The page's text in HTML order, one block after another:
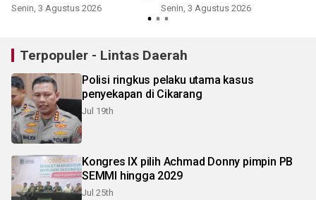
Senin, 3 Agustus 2026 Senin, 3 Agustus 2026
Terpopuler - Lintas Daerah
Polisi ringkus pelaku utama kasus
penyekapan di Cikarang
Jul 19th
Kongres IX pilih Achmad Donny pimpin PB
SEMMI hingga 2029
Jul 25th